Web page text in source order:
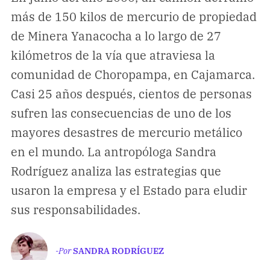
Nosotros
COBERTURAS
Comprueba
Climatopedia
Medio ambiente
Salud mental
Género
Sobremesa
Entrevistas
más de 150 kilos de mercurio de propiedad
de Minera Yanacocha a lo largo de 27
kilómetros de la vía que atraviesa la
comunidad de Choropampa, en Cajamarca.
Casi 25 años después, cientos de personas
sufren las consecuencias de uno de los
mayores desastres de mercurio metálico
en el mundo. La antropóloga Sandra
Rodríguez analiza las estrategias que
usaron la empresa y el Estado para eludir
sus responsabilidades.
-PorSANDRA RODRÍGUEZ